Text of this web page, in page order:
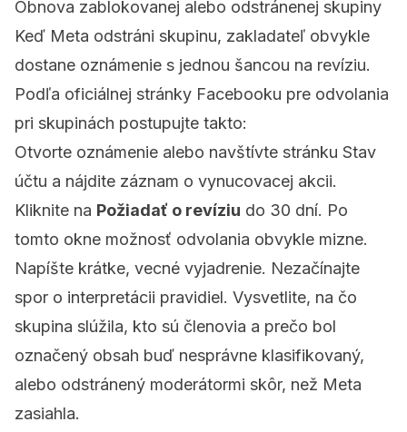
Obnova zablokovanej alebo odstránenej skupiny
Keď Meta odstráni skupinu, zakladateľ obvykle
dostane oznámenie s jednou šancou na revíziu.
Podľa oficiálnej stránky Facebooku pre odvolania
pri skupinách postupujte takto:
Otvorte oznámenie alebo navštívte stránku Stav
účtu a nájdite záznam o vynucovacej akcii.
Kliknite na Požiadať o revíziu do 30 dní. Po
tomto okne možnosť odvolania obvykle mizne.
Napíšte krátke, vecné vyjadrenie. Nezačínajte
spor o interpretácii pravidiel. Vysvetlite, na čo
skupina slúžila, kto sú členovia a prečo bol
označený obsah buď nesprávne klasifikovaný,
alebo odstránený moderátormi skôr, než Meta
zasiahla.